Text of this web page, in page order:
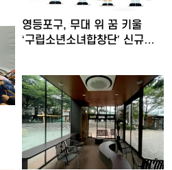
영등포구, 무대 위 꿈 키울
‘구립소년소녀합창단’ 신규…